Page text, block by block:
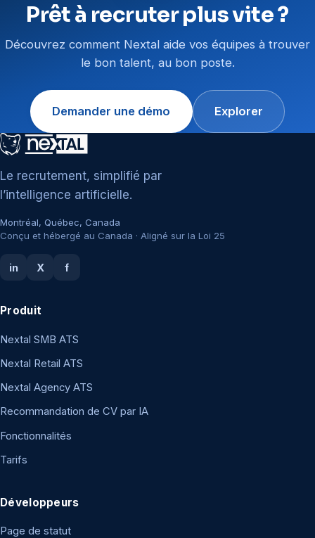
Prêt à recruter plus vite ?
Découvrez comment Nextal aide vos équipes à trouver
le bon talent, au bon poste.
Demander une démo Explorer
Le recrutement, simplifié par
l’intelligence artificielle.
Montréal, Québec, Canada
Conçu et hébergé au Canada · Aligné sur la Loi 25
in X f
Produit
Nextal SMB ATS
Nextal Retail ATS
Nextal Agency ATS
Recommandation de CV par IA
Fonctionnalités
Tarifs
Développeurs
Page de statut